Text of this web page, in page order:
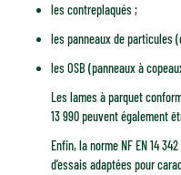
les contreplaqués ;
les panneaux de particules
les OSB (panneaux à
Les lames à parquet
13 990 peuvent également
Enfin, la norme NF EN 14
d’essais adaptées pour